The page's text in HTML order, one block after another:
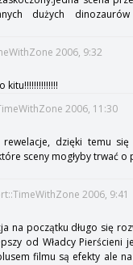
dużych
2006, 9:32
kitu!!!!!!!!!!!!!!
2006, 11:30
dzięki temu się
sceny mogłyby trwać o
2006, 9:41
na początku długo się
od Władcy Pierścieni
filmu są efekty ale